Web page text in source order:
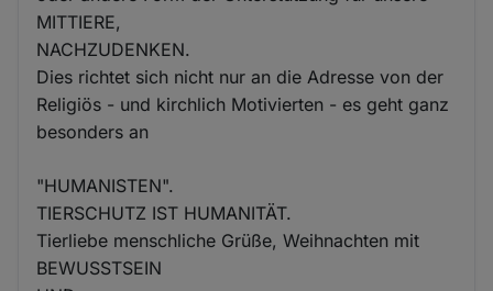
MITTIERE,
NACHZUDENKEN.
Dies richtet sich nicht nur an die Adresse von der
Religiös - und kirchlich Motivierten - es geht ganz
besonders an
"HUMANISTEN".
TIERSCHUTZ IST HUMANITÄT.
Tierliebe menschliche Grüße, Weihnachten mit
BEWUSSTSEIN